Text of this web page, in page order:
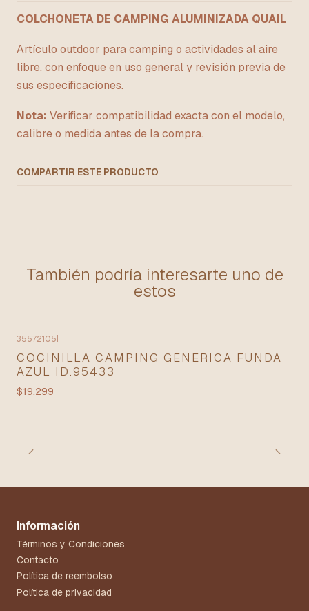
COLCHONETA DE CAMPING ALUMINIZADA QUAIL
Artículo outdoor para camping o actividades al aire
libre, con enfoque en uso general y revisión previa de
sus especificaciones.
Nota: Verificar compatibilidad exacta con el modelo,
calibre o medida antes de la compra.
COMPARTIR ESTE PRODUCTO
También podría interesarte uno de
estos
35572105
COCINILLA CAMPING GENERICA FUNDA
AZUL ID.95433
$19.299
Información
Términos y Condiciones
Contacto
Política de reembolso
Política de privacidad